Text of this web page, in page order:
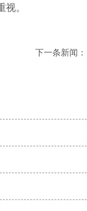
。
下一条新闻：